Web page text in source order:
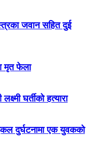
जवान सहित दुई
मृत फेला
घर्तीको हत्यारा
दुर्घटनामा एक युवकको